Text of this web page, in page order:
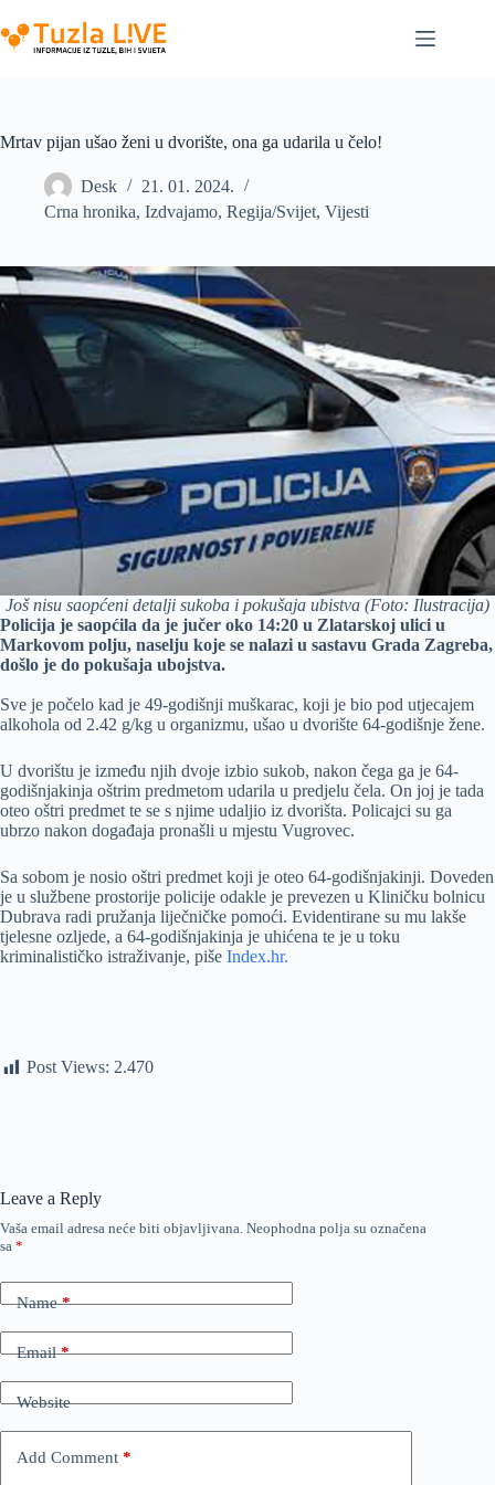
to
content
Mrtav pijan ušao ženi u dvorište, ona ga udarila u čelo!
Desk
21. 01. 2024.
Crna hronika, Izdvajamo, Regija/Svijet, Vijesti
Još nisu saopćeni detalji sukoba i pokušaja ubistva (Foto: Ilustracija)
Policija je saopćila da je jučer oko 14:20 u Zlatarskoj ulici u
Markovom polju, naselju koje se nalazi u sastavu Grada Zagreba,
došlo je do pokušaja ubojstva.
Sve je počelo kad je 49-godišnji muškarac, koji je bio pod utjecajem
alkohola od 2.42 g/kg u organizmu, ušao u dvorište 64-godišnje žene.
U dvorištu je između njih dvoje izbio sukob, nakon čega ga je 64-
godišnjakinja oštrim predmetom udarila u predjelu čela. On joj je tada
oteo oštri predmet te se s njime udaljio iz dvorišta. Policajci su ga
ubrzo nakon događaja pronašli u mjestu Vugrovec.
Sa sobom je nosio oštri predmet koji je oteo 64-godišnjakinji. Doveden
je u službene prostorije policije odakle je prevezen u Kliničku bolnicu
Dubrava radi pružanja liječničke pomoći. Evidentirane su mu lakše
tjelesne ozljede, a 64-godišnjakinja je uhićena te je u toku
kriminalističko istraživanje, piše Index.hr.
Post Views: 2.470
Leave a Reply
Vaša email adresa neće biti objavljivana. Neophodna polja su označena
sa *
Name*
Email*
Website
Add Comment *